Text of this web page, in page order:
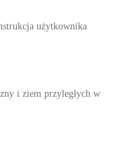
użytkownika
i ziem przyległych w